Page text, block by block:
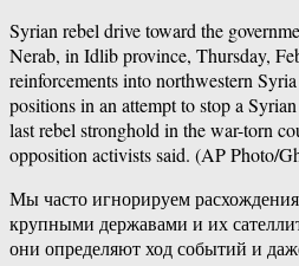
Syrian rebel drive toward the
Nerab, in Idlib province, Thursday,
reinforcements into northwestern
positions in an attempt to stop a
last rebel stronghold in the war-torn
opposition activists said. (AP Photo/
Мы часто игнорируем
крупными державами и их
они определяют ход событий и